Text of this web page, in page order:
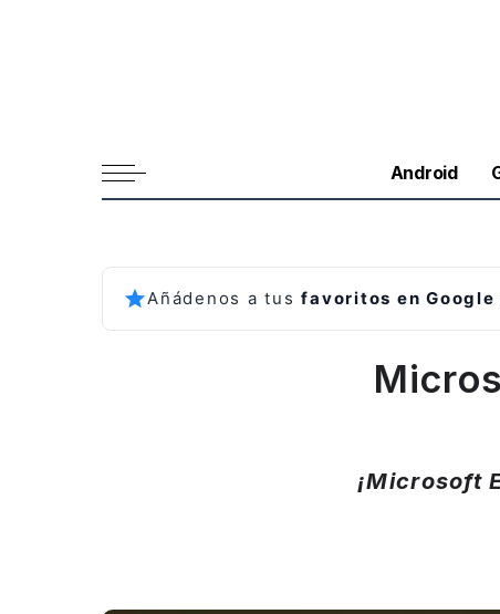
Android
Añádenos a tusfavoritos en Google
¡Microsoft